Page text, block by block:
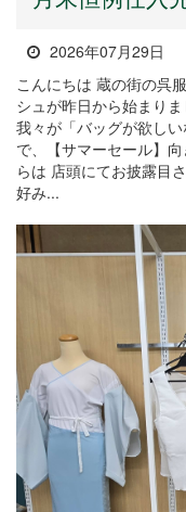
2026年07月29日
こんにちは 蔵の街の呉
シュが昨日から始まり
我々が「バッグが欲し
で、【サマーセール】
らは 店頭にてお披露目
好み...